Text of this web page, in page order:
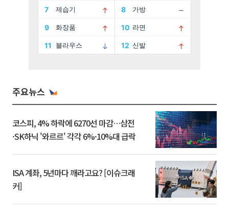
주요뉴스
코스피, 4% 하락에 6270선 마감…삼전
·SK하닉 '와르르' 각각 6%·10%대 급락
ISA 계좌, 5년마다 깨라고요? [이슈크래
커]